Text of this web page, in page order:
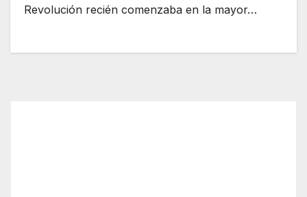
Revolución recién comenzaba en la mayor…